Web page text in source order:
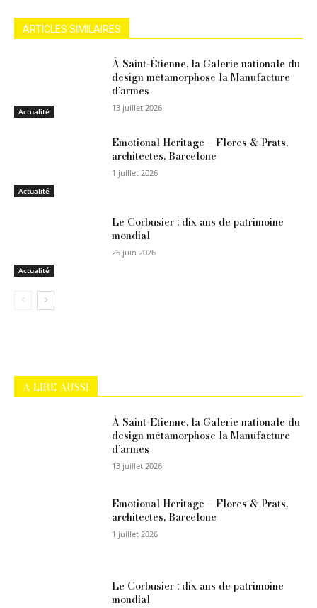
ARTICLES SIMILAIRES
Actualité
À Saint-Étienne, la Galerie nationale du
design métamorphose la Manufacture
d’armes
13 juillet 2026
Actualité
Emotional Heritage – Flores & Prats,
architectes, Barcelone
1 juillet 2026
Actualité
Le Corbusier : dix ans de patrimoine
mondial
26 juin 2026
A LIRE AUSSI
À Saint-Étienne, la Galerie nationale du
design métamorphose la Manufacture
d’armes
13 juillet 2026
Emotional Heritage – Flores & Prats,
architectes, Barcelone
1 juillet 2026
Le Corbusier : dix ans de patrimoine
mondial